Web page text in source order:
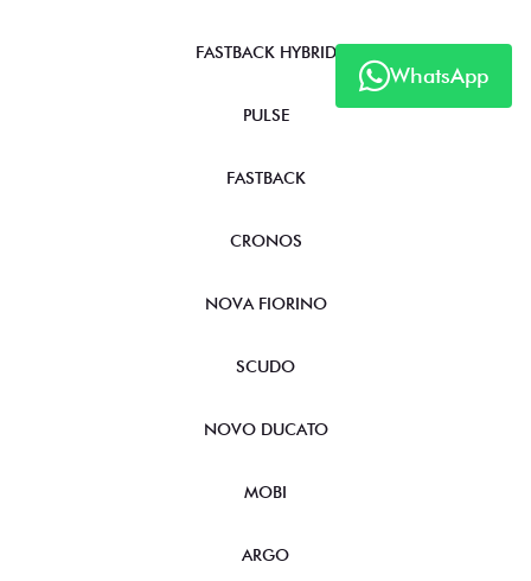
WhatsApp
FASTBACK HYBRID
PULSE
FASTBACK
CRONOS
NOVA FIORINO
SCUDO
NOVO DUCATO
MOBI
ARGO